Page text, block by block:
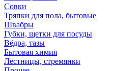
Совки
Тряпки для пола, бытовые
Швабры
Губки, щетки для посуды
Вёдра, тазы
Бытовая химия
Лестницы, стремянки